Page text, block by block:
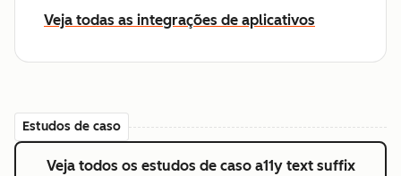
Veja todas as integrações de aplicativos
Estudos de caso
Veja todos os estudos de caso a11y text suffix